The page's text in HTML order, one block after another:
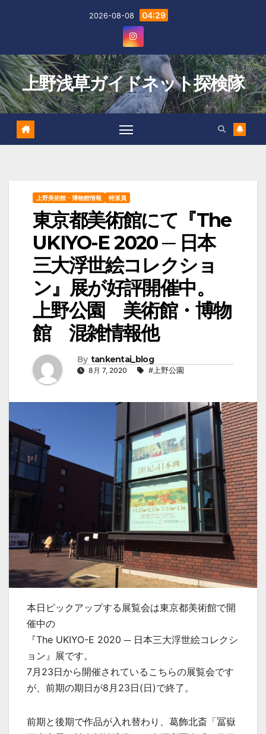
2026-08-08 04:29
上野浅草ガイドネット探検隊
上野美術館・博物館情報 特派員
東京都美術館にて『The
UKIYO-E 2020 ─ 日本
三大浮世絵コレクショ
ン』展が好評開催中。
上野公園 美術館・博物
館 混雑情報他
By tankentai_blog
8月 7, 2020 #上野公園
本日ピックアップする展覧会は東京都美術館で開
催中の
『The UKIYO-E 2020 ─ 日本三大浮世絵コレクシ
ョン』展です。
7月23日から開催されているこちらの展覧会です
が、前期の期日が8月23日(日)で終了。
前期と後期で作品が入れ替わり、葛飾北斎「冨嶽